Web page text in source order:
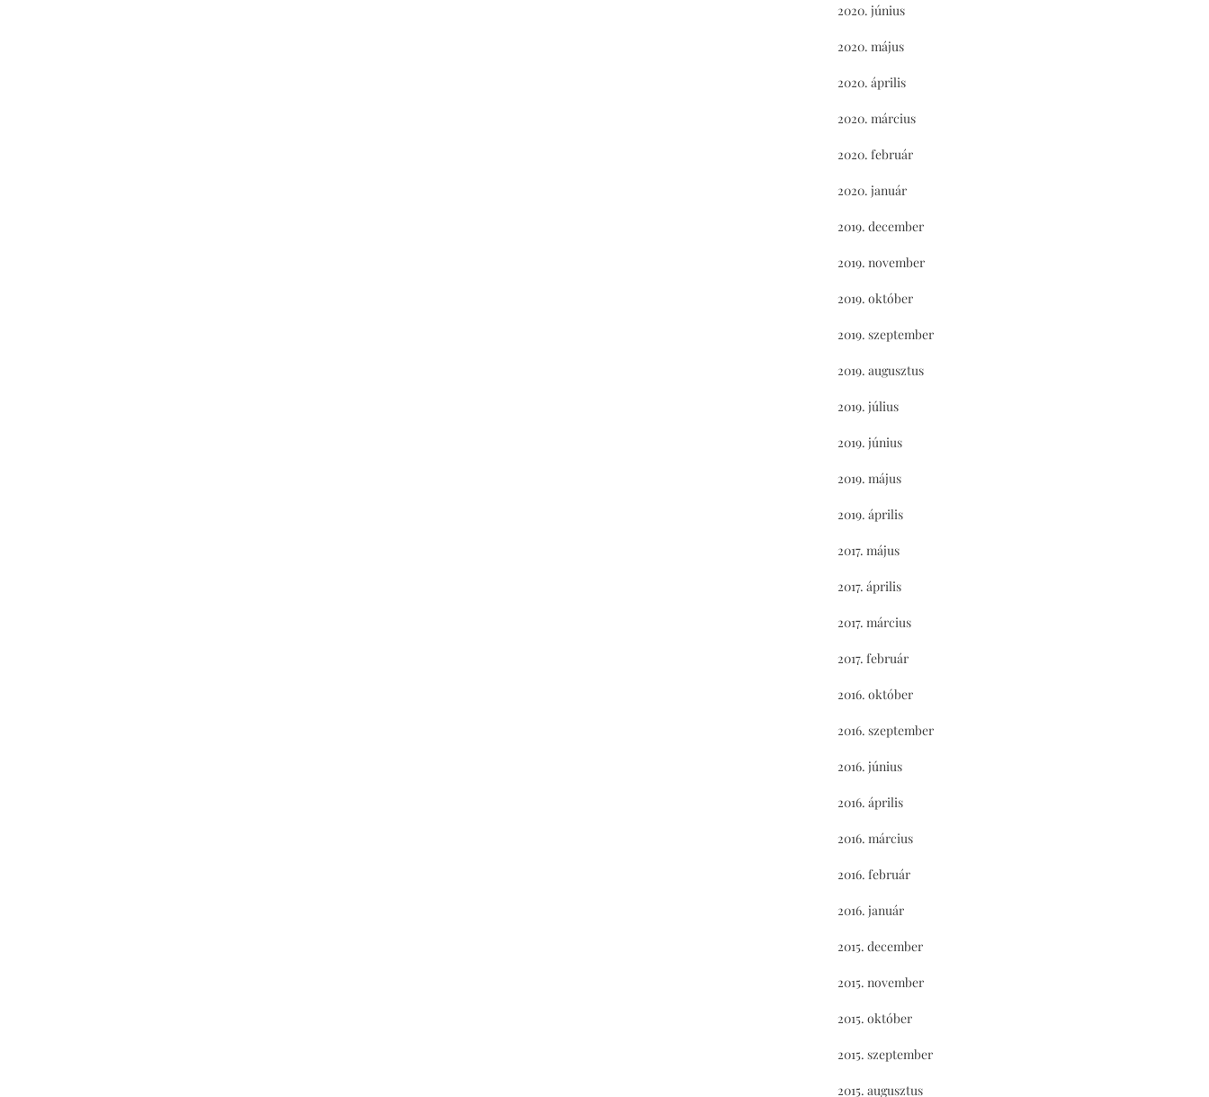
2020. június
2020. május
2020. április
2020. március
2020. február
2020. január
2019. december
2019. november
2019. október
2019. szeptember
2019. augusztus
2019. július
2019. június
2019. május
2019. április
2017. május
2017. április
2017. március
2017. február
2016. október
2016. szeptember
2016. június
2016. április
2016. március
2016. február
2016. január
2015. december
2015. november
2015. október
2015. szeptember
2015. augusztus